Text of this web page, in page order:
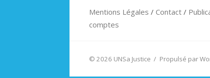
Mentions Légales / Contact /
comptes
© 2026 UNSa Justice / Propulsé par